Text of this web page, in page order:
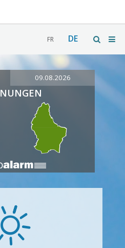
FR DE
09.08.2026